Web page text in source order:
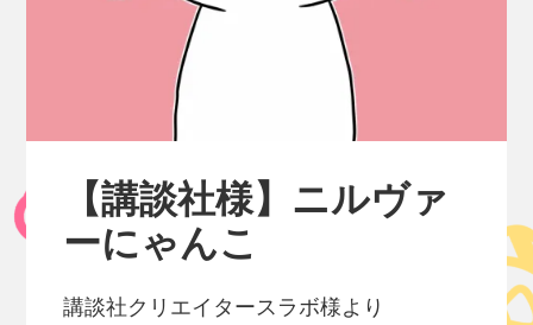
【講談社様】ニルヴァ
ーにゃんこ
講談社クリエイタースラボ様より